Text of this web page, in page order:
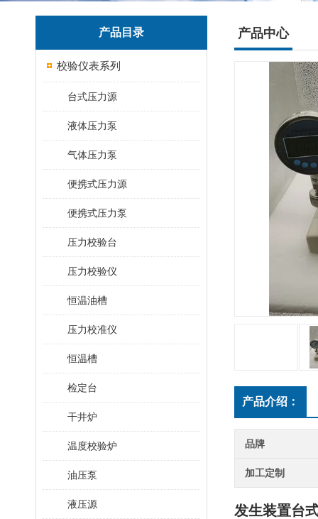
产品目录
校验仪表系列
台式压力源
液体压力泵
气体压力泵
便携式压力源
便携式压力泵
压力校验台
压力校验仪
恒温油槽
压力校准仪
恒温槽
检定台
干井炉
温度校验炉
油压泵
液压源
产品中心
产品介绍：
品牌
加工定制
发生装置台